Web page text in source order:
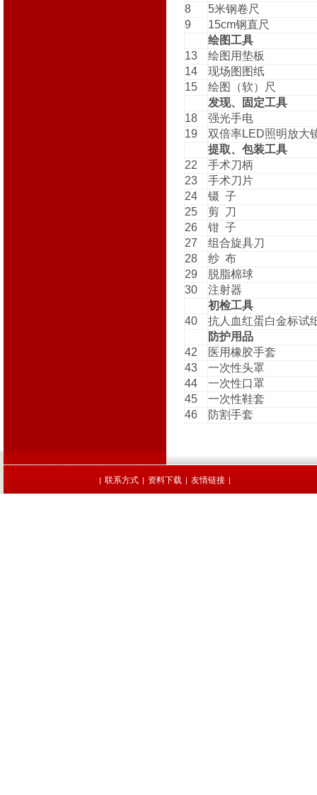
8
5米钢卷尺
9
15cm钢直尺
绘图工具
13
绘图用垫板
14
现场图图纸
15
绘图（软）尺
发现、固定工具
18
强光手电
19
双倍率LED照明放大
提取、包装工具
22
手术刀柄
23
手术刀片
24
镊 子
25
剪 刀
26
钳 子
27
组合旋具刀
28
纱 布
29
脱脂棉球
30
注射器
初检工具
40
抗人血红蛋白金标试
防护用品
42
医用橡胶手套
43
一次性头罩
44
一次性口罩
45
一次性鞋套
46
防割手套
| 联系方式 | 资料下载 | 友情链接 |